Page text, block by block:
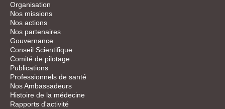
Organisation
Nos missions
Nos actions
Nos partenaires
Gouvernance
Conseil Scientifique
Comité de pilotage
Publications
Professionnels de santé
Nos Ambassadeurs
Histoire de la médecine
Rapports d'activité